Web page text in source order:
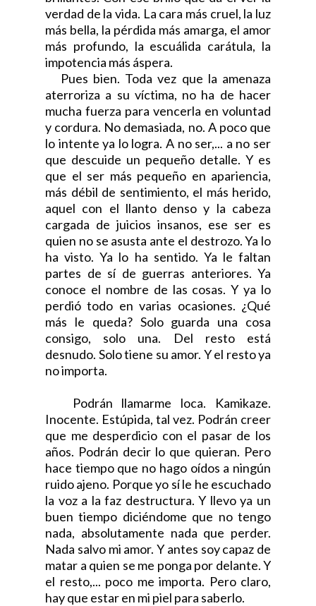
verdad de la vida. La cara más cruel, la luz
más bella, la pérdida más amarga, el amor
más profundo, la escuálida carátula, la
impotencia más áspera.
Pues bien. Toda vez que la amenaza
aterroriza a su víctima, no ha de hacer
mucha fuerza para vencerla en voluntad
y cordura. No demasiada, no. A poco que
lo intente ya lo logra. A no ser,... a no ser
que descuide un pequeño detalle. Y es
que el ser más pequeño en apariencia,
más débil de sentimiento, el más herido,
aquel con el llanto denso y la cabeza
cargada de juicios insanos, ese ser es
quien no se asusta ante el destrozo. Ya lo
ha visto. Ya lo ha sentido. Ya le faltan
partes de sí de guerras anteriores. Ya
conoce el nombre de las cosas. Y ya lo
perdió todo en varias ocasiones. ¿Qué
más le queda? Solo guarda una cosa
consigo, solo una. Del resto está
desnudo. Solo tiene su amor. Y el resto ya
no importa.
Podrán llamarme loca. Kamikaze.
Inocente. Estúpida, tal vez. Podrán creer
que me desperdicio con el pasar de los
años. Podrán decir lo que quieran. Pero
hace tiempo que no hago oídos a ningún
ruido ajeno. Porque yo sí le he escuchado
la voz a la faz destructura. Y llevo ya un
buen tiempo diciéndome que no tengo
nada, absolutamente nada que perder.
Nada salvo mi amor. Y antes soy capaz de
matar a quien se me ponga por delante. Y
el resto,... poco me importa. Pero claro,
hay que estar en mi piel para saberlo.